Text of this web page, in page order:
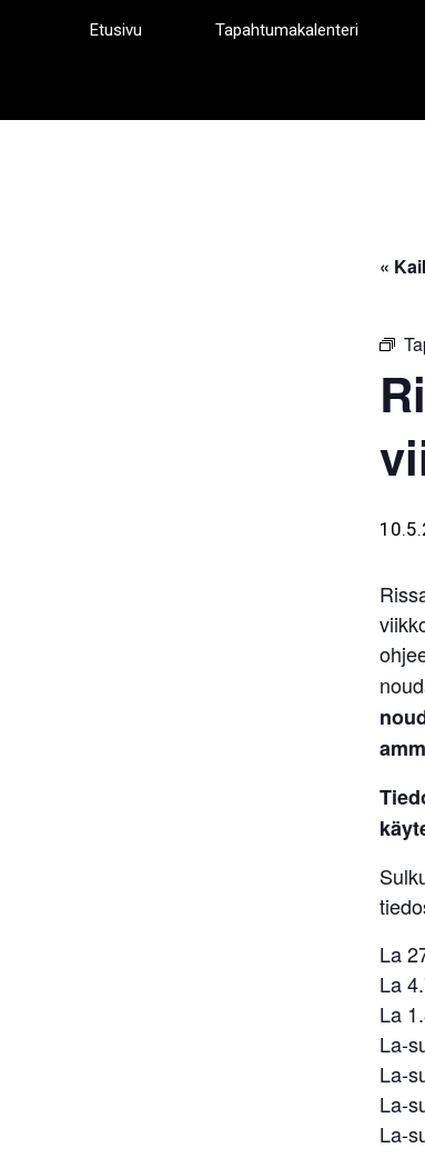
Etusivu Tapahtumakalenteri
«
La
La
La
La-
La-
La-
La-